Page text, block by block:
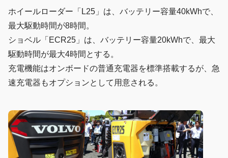
ホイールローダー「L25」は、バッテリー容量40kWhで、
最大駆動時間が8時間。
ショベル「ECR25」は、バッテリー容量20kWhで、最大
駆動時間が最大4時間とする。
充電機能はオンボードの普通充電器を標準搭載するが、急
速充電器もオプションとして用意される。